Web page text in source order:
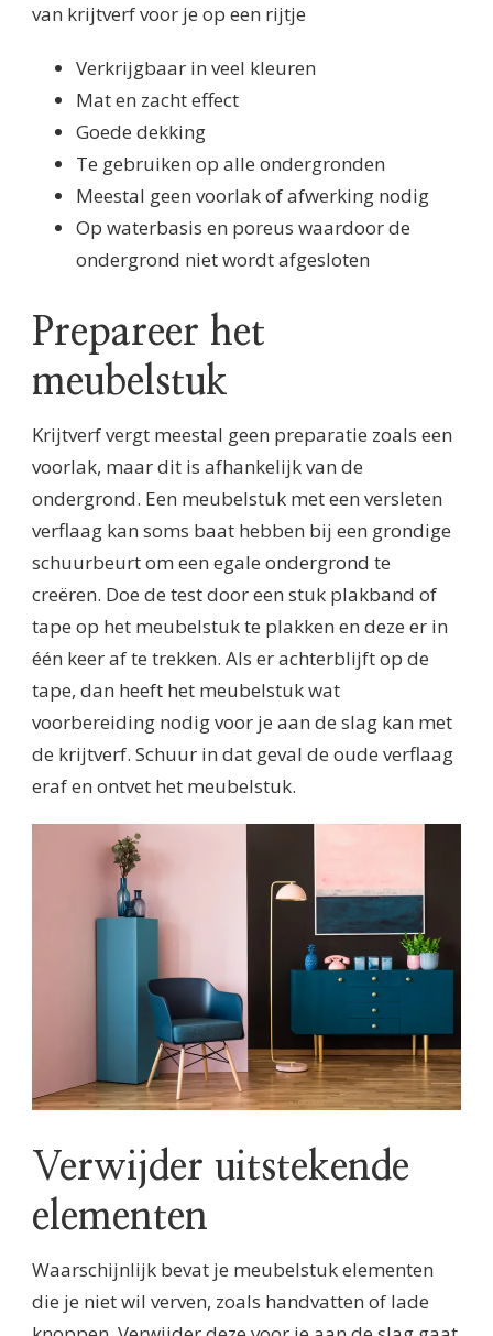
van krijtverf voor je op een rijtje
Verkrijgbaar in veel kleuren
Mat en zacht effect
Goede dekking
Te gebruiken op alle ondergronden
Meestal geen voorlak of afwerking nodig
Op waterbasis en poreus waardoor de
ondergrond niet wordt afgesloten
Prepareer het
meubelstuk
Krijtverf vergt meestal geen preparatie zoals een
voorlak, maar dit is afhankelijk van de
ondergrond. Een meubelstuk met een versleten
verflaag kan soms baat hebben bij een grondige
schuurbeurt om een egale ondergrond te
creëren. Doe de test door een stuk plakband of
tape op het meubelstuk te plakken en deze er in
één keer af te trekken. Als er achterblijft op de
tape, dan heeft het meubelstuk wat
voorbereiding nodig voor je aan de slag kan met
de krijtverf. Schuur in dat geval de oude verflaag
eraf en ontvet het meubelstuk.
Verwijder uitstekende
elementen
Waarschijnlijk bevat je meubelstuk elementen
die je niet wil verven, zoals handvatten of lade